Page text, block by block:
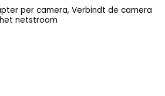
per camera, Verbindt de camera
netstroom